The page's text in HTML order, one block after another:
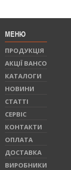
МЕНЮ
ПРОДУКЦIЯ
АКЦІЇ BAHCO
КАТАЛОГИ
НОВИНИ
СТАТТI
СЕРВIС
КОНТАКТИ
ОПЛАТА
ДОСТАВКА
ВИРОБНИКИ